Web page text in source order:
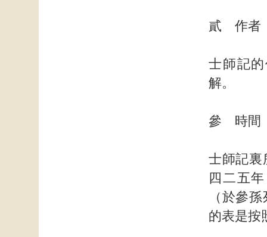
貳 作者
士師記
解。
參 時間
士師記裏
四二五
（於參
的表是按